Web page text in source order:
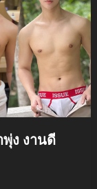
ง งานดี